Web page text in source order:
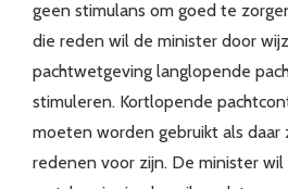
geen stimulans om goed te
die reden wil de minister door
pachtwetgeving langlopende
stimuleren. Kortlopende
moeten worden gebruikt als daar
redenen voor zijn. De minister